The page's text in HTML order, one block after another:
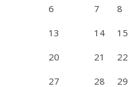
6
7 8
13
14 15
20
21 22
27
28 29